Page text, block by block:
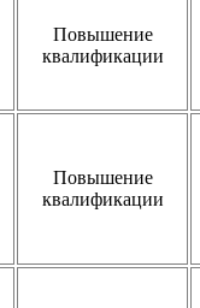
Повышение
квалификации
Повышение
квалификации